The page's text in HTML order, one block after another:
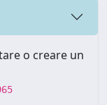
o creare un